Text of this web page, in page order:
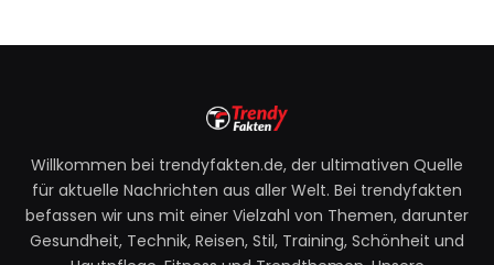
Willkommen bei trendyfakten.de, der ultimativen Quelle
für aktuelle Nachrichten aus aller Welt. Bei trendyfakten
befassen wir uns mit einer Vielzahl von Themen, darunter
Gesundheit, Technik, Reisen, Stil, Training, Schönheit und